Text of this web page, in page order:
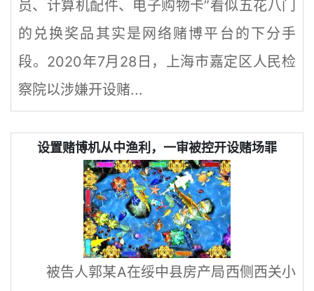
员、计算机配件、电子购物卡”看似五花八门
的兑换奖品其实是网络赌博平台的下分手
段。2020年7月28日，上海市嘉定区人民检
察院以涉嫌开设赌...
设置赌博机从中渔利，一审被控开设赌场罪
被告人郭某A在绥中县房产局西侧西关小